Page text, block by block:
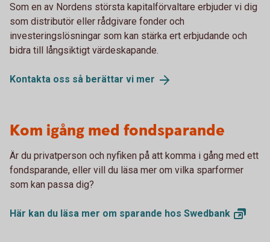
Som en av Nordens största kapitalförvaltare erbjuder vi dig
som distributör eller rådgivare fonder och
investeringslösningar som kan stärka ert erbjudande och
bidra till långsiktigt värdeskapande.
Kontakta oss så berättar vi mer
Kom igång med fondsparande
Är du privatperson och nyfiken på att komma i gång med ett
fondsparande, eller vill du läsa mer om vilka sparformer
som kan passa dig?
Här kan du läsa mer om sparande hos Swedbank